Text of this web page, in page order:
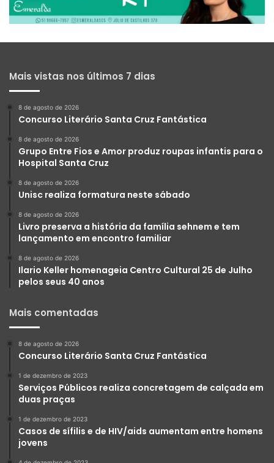
Mais vistas nos últimos 7 dias
8 de agosto de 2026
Concurso Literário Santa Cruz Fantástica
8 de agosto de 2026
Grupo Entre Fios e Amor produz roupas infantis para o
Hospital Santa Cruz
8 de agosto de 2026
Unisc realiza formatura neste sábado
8 de agosto de 2026
Livro preserva a história da família sehnem e tem
lançamento em encontro familiar
8 de agosto de 2026
Ilario Keller homenageia Centro Cultural 25 de Julho
pelos seus 40 anos
Mais comentadas
8 de agosto de 2026
Concurso Literário Santa Cruz Fantástica
1 de dezembro de 2023
Serviços Públicos realiza concretagem de calçada em
duas praças
1 de dezembro de 2023
Casos de sífilis e de HIV/aids aumentam entre homens
jovens